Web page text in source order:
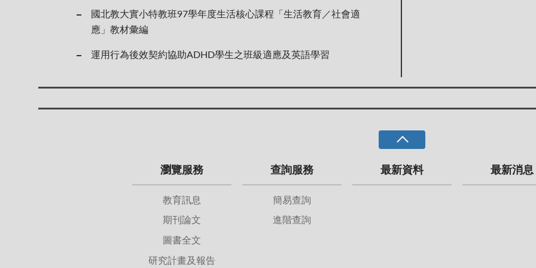
國北教大實小特教班97學年度生活核心課程「生活教育／社會適
應」教材彙編
運用行為後效契約協助ADHD學生之班級適應及英語學習
瀏覽服務
教育訊息
期刊論文
圖書全文
研究計畫及報告
查詢服務
簡易查詢
進階查詢
最新資料 最新消息